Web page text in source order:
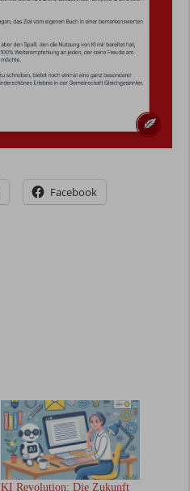
Facebook
KI Revolution: Die Zukunft